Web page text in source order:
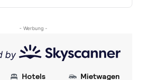
- Werbung -